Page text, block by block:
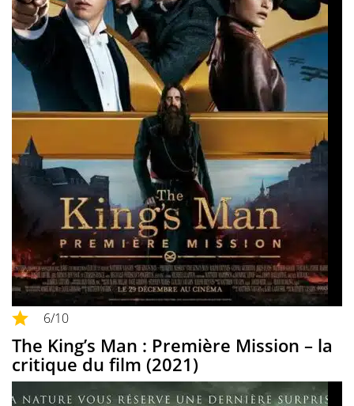
6/10
The King’s Man : Première Mission – la
critique du film (2021)